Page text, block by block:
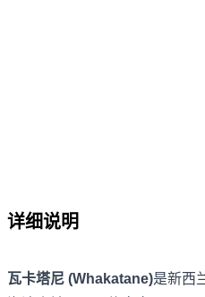
详细说明
瓦卡塔尼 (Whakatane)是新西